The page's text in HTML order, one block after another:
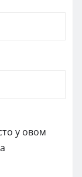
у овом